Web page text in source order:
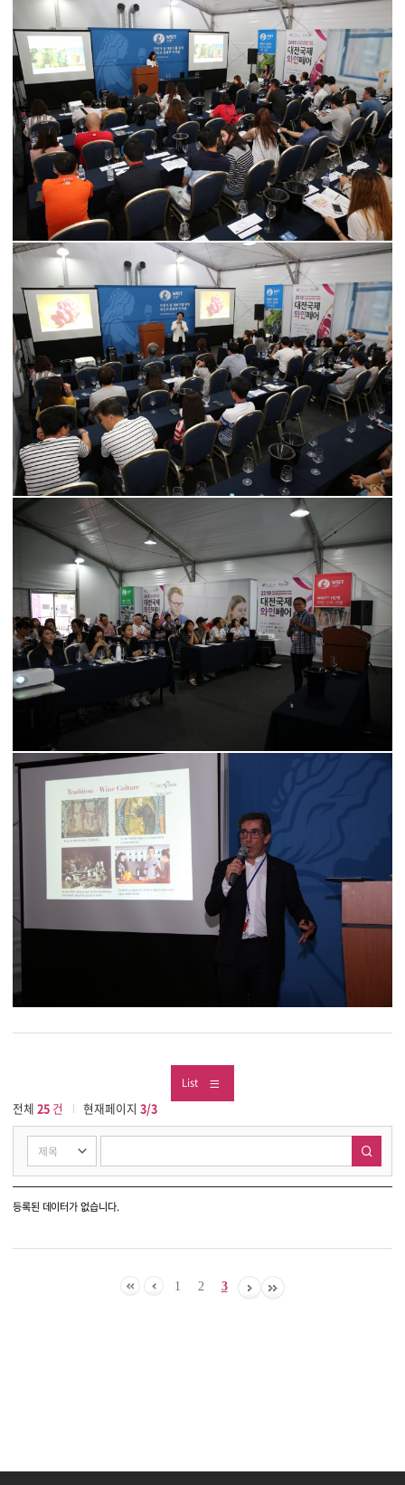
List
전체 25 건 현재페이지 3/3
등록된 데이터가 없습니다.
1 2 3